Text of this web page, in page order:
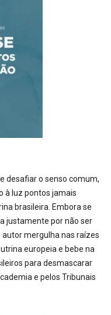
desafiar o senso comum,
à luz pontos jamais
brasileira. Embora se
justamente por não ser
mergulha nas raízes
europeia e bebe na
para desmascarar
e pelos Tribunais